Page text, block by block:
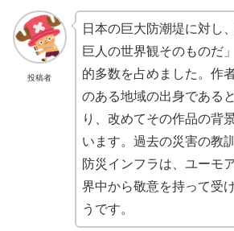
投稿者
日本の巨大防潮堤に対し
巨人の世界観そのものだ
的多数を占めました。作
のある地域の出身である
り、改めてその作品の背
います。過去の災害の教
防災インフラは、ユーモ
界中から敬意を持って受
うです。